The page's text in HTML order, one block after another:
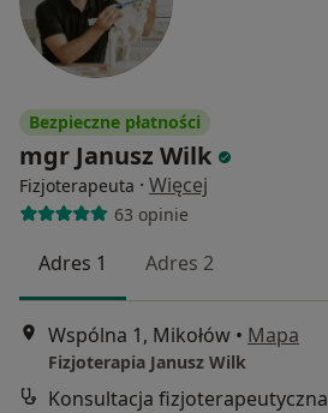
Bezpieczne płatności
mgr Janusz Wilk
Fizjoterapeuta · Więcej
63 opinie
Adres 1 Adres 2
Wspólna 1, Mikołów • Mapa
Fizjoterapia Janusz Wilk
Konsultacja fizjoterapeutyczna